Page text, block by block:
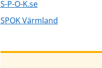
S-P-O-K.se
SPOK Värmland